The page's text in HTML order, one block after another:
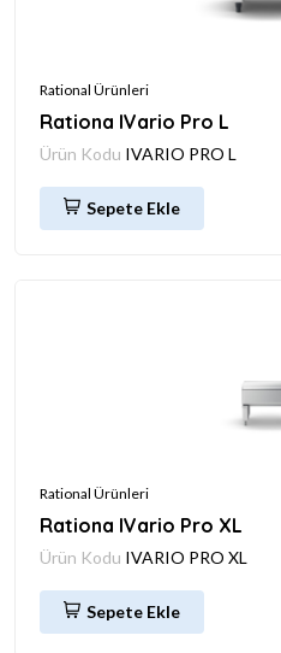
Rational Ürünleri
Rationa IVario Pro L
Ürün Kodu IVARIO PRO L
Sepete Ekle
Rational Ürünleri
Rationa IVario Pro XL
Ürün Kodu IVARIO PRO XL
Sepete Ekle